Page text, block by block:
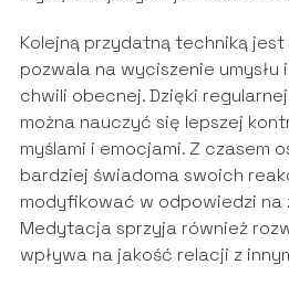
Kolejną przydatną techniką
pozwala na wyciszenie umysłu
chwili obecnej. Dzięki
można nauczyć się lepszej
myślami i emocjami. Z czasem
bardziej świadoma swoich
modyfikować w odpowiedzi
Medytacja sprzyja również
wpływa na jakość relacji z